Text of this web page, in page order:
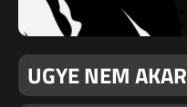
UGYE NEM